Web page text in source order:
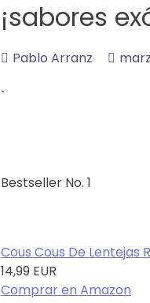
¡sabores
Pablo Arranz
`
Bestseller No. 1
Cous Cous De Lentejas
14,99 EUR
Comprar en Amazon